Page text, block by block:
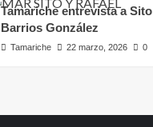
Tamariche entrevista a Sito
Barrios González
Tamariche 22 marzo, 2026 0